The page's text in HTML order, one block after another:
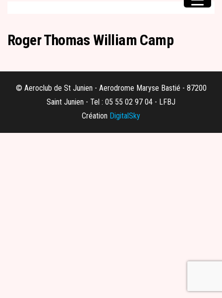
Roger Thomas William Camp
© Aeroclub de St Junien - Aerodrome Maryse Bastié - 87200
Saint Junien - Tel : 05 55 02 97 04 - LFBJ
Création DigitalSky